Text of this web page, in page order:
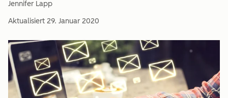
Jennifer Lapp
Aktualisiert 29. Januar 2020